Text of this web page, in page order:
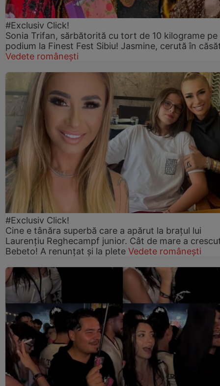
#Exclusiv Click!
Sonia Trifan, sărbătorită cu tort de 10 kilograme pe
podium la Finest Fest Sibiu! Jasmine, cerută în
Vedete românești
#Exclusiv Click!
Cine e tânăra superbă care a apărut la brațul lui
Laurențiu Reghecampf junior. Cât de mare a
Bebeto! A renunțat și la plete Vedete românești